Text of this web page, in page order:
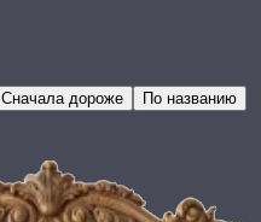
Сначала дороже По названию